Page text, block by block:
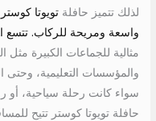
لذلك تتميز حافلةتويوتا
واسعة ومريحة للركاب. تتسع
مثالية للجماعات الكبيرة مثل
والمؤسسات التعليمية،
سواء كانت رحلة سياحية، أو
حافلة تويوتا كوستر تتيح